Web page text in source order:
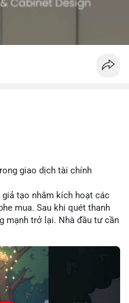
giao dịch tài chính
giả tạo nhằm kích hoạt các
mua. Sau khi quét thanh
mạnh trở lại. Nhà đầu tư cần